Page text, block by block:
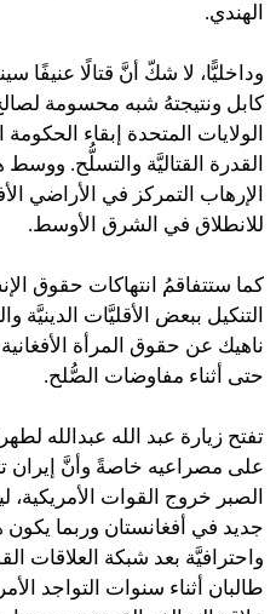
الهندي.
وداخليًّا، لا شكّ أنَّ قتالًا عنيفًا
كابل ونتيجتهُ شبه محسومة
الولايات المتحدة إبقاء
القدرة القتاليَّة والتسلُّح.
الإرهاب التمركز في الأراضي
للانطلاق في الشرق الأوسط.
كما ستتفاقمُ انتهاكات حقوق
التنكيل ببعض الأقليَّات
ناهيك عن حقوق المرأة
حتى أثناء مفاوضات الصُّلح.
تفتح زيارة عبد الله عبدالله
على مصراعيه خاصةً وأنَّ إيران
الصبر خروج القوات
جديد في أفغانستان وربما يكون
واحترافيَّة بعد شبكة العلاقات
طالبان أثناء سنوات التواجد